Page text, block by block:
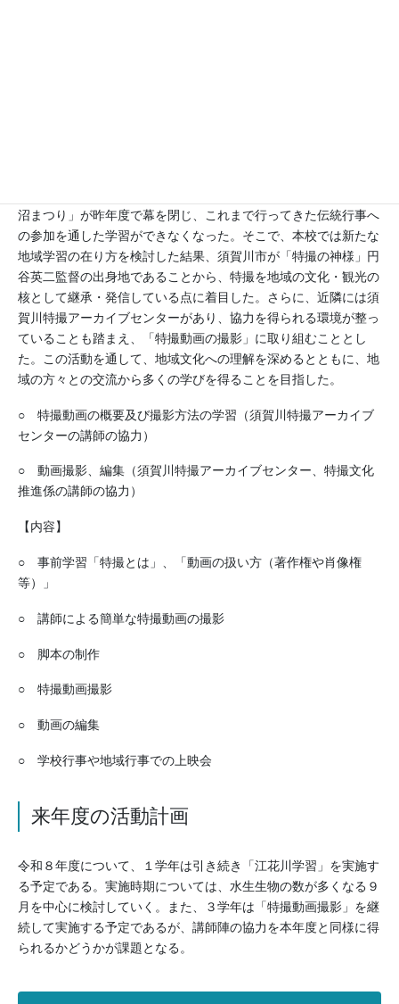
沼まつり」が昨年度で幕を閉じ、これまで行ってきた伝統行事へ
の参加を通した学習ができなくなった。そこで、本校では新たな
地域学習の在り方を検討した結果、須賀川市が「特撮の神様」円
谷英二監督の出身地であることから、特撮を地域の文化・観光の
核として継承・発信している点に着目した。さらに、近隣には須
賀川特撮アーカイブセンターがあり、協力を得られる環境が整っ
ていることも踏まえ、「特撮動画の撮影」に取り組むこととし
た。この活動を通して、地域文化への理解を深めるとともに、地
域の方々との交流から多くの学びを得ることを目指した。
○ 特撮動画の概要及び撮影方法の学習（須賀川特撮アーカイブ
センターの講師の協力）
○ 動画撮影、編集（須賀川特撮アーカイブセンター、特撮文化
推進係の講師の協力）
【内容】
○ 事前学習「特撮とは」、「動画の扱い方（著作権や肖像権
等）」
○ 講師による簡単な特撮動画の撮影
○ 脚本の制作
○ 特撮動画撮影
○ 動画の編集
○ 学校行事や地域行事での上映会
来年度の活動計画
令和８年度について、１学年は引き続き「江花川学習」を実施す
る予定である。実施時期については、水生生物の数が多くなる９
月を中心に検討していく。また、３学年は「特撮動画撮影」を継
続して実施する予定であるが、講師陣の協力を本年度と同様に得
られるかどうかが課題となる。